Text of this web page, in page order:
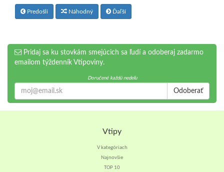
Predošlí Náhodný Ďaľší
Pridaj sa ku stovkám smejúcich sa ľudí a odoberaj zadarmo
emailom týždenník Vtipoviny.
Doručené každú nedeľu
Odoberať
Vtipy
V kategóriach
Najnovšie
TOP 10